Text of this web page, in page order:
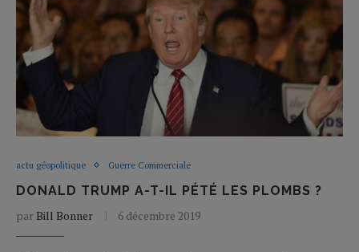
actu géopolitique Guerre Commerciale
DONALD TRUMP A-T-IL PÉTÉ LES PLOMBS ?
par Bill Bonner 6 décembre 2019